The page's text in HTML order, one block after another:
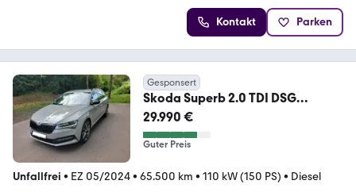
Kontakt Parken
Gesponsert
Skoda Superb 2.0 TDI DSG
Sportline Combi Sportline
29.990 €
Guter Preis
Unfallfrei • EZ 05/2024• 65.500 km • 110 kW (150 PS) • Diesel